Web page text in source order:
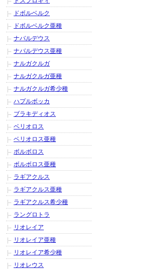
ドボルベルク
ドボルベルク亜種
ナバルデウス
ナバルデウス亜種
ナルガクルガ
ナルガクルガ亜種
ナルガクルガ希少種
ハプルボッカ
ブラキディオス
ベリオロス
ベリオロス亜種
ボルボロス
ボルボロス亜種
ラギアクルス
ラギアクルス亜種
ラギアクルス希少種
ラングロトラ
リオレイア
リオレイア亜種
リオレイア希少種
リオレウス